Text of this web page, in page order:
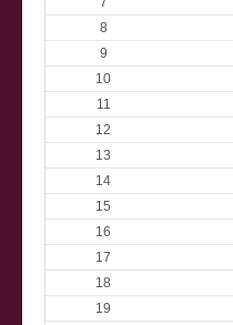
8
9
10
11
12
13
14
15
16
17
18
19